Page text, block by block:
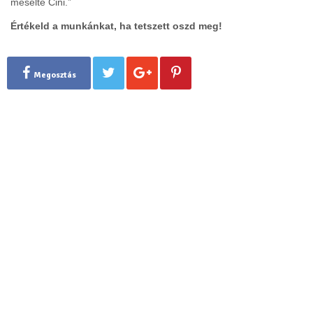
Értékeld a munkánkat, ha tetszett oszd meg!
Megosztás